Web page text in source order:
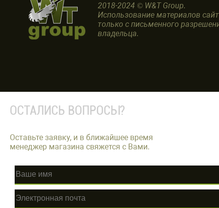
2018-2024 © W&T Group.
Использование материалов
только с письменного
владельца.
ОСТАЛИСЬ ВОПРОСЫ?
Оставьте заявку, и в ближайшее время
менеджер магазина свяжется с Вами.